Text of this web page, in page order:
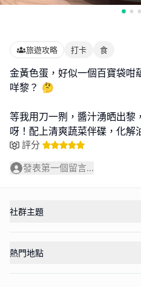
旅遊攻略 打卡 食
金黃色蛋，好似一個百寶袋咁
咩黎？ 🤔
等我用刀一𠝹，醬汁湧晒出黎
呀！配上清爽蔬菜伴碟，化解
評分
發表第一個留言...
社群主題
熱門地點